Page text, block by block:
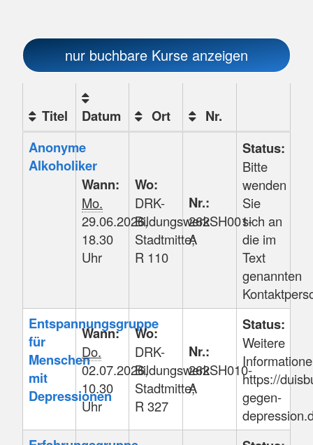
nur buchbare Kurse anzeigen
Kursübersicht.
Tabellenüberschriften
Titel Datum Ort
Nr.
Anonyme
Alkoholiker
Wann:
Mo.
29.06.2026,
18.30
Uhr
Wo:
DRK-
Bildungswerk
Stadtmitte;
R 110
Nr.:
262SH001-
A
Status:
Bitte
wenden
Sie
sich an
die im
Text
genannten
Entspannungsgruppe
für
Menschen
mit
Depressionen
Wann:
Do.
02.07.2026,
10.30
Uhr
Wo:
DRK-
Bildungswerk
Stadtmitte;
R 327
Nr.:
262SH010-
A
Status:
Weitere
https://
gegen-